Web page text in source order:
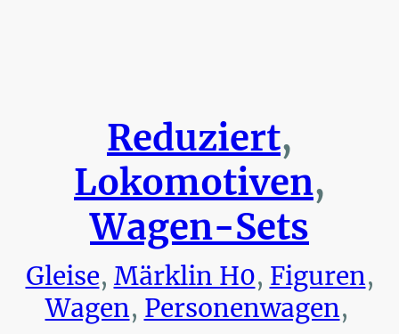
Reduziert,
Lokomotiven,
Wagen-Sets
Gleise, Märklin H0, Figuren,
Wagen, Personenwagen,